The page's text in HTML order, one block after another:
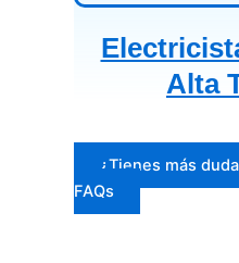
Alta
¿Tienes más
FAQs